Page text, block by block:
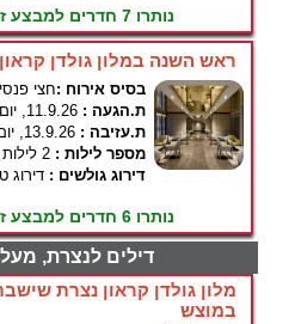
נותרו 7 חדרים למבצע זה !
ראש השנה במלון גולדן קראון
בסיס אירוח :חצי
ת.הגעה : 11.9.26, יום שישי
ת.עזיבה : 13.9.26, יום ראשון
מספר לילות : 2 לילות
דירוג גולשים : דירוג
נותרו 6 חדרים למבצע זה !
דילים לנצרת,
מלון גולדן קראון נצרת
במוצש